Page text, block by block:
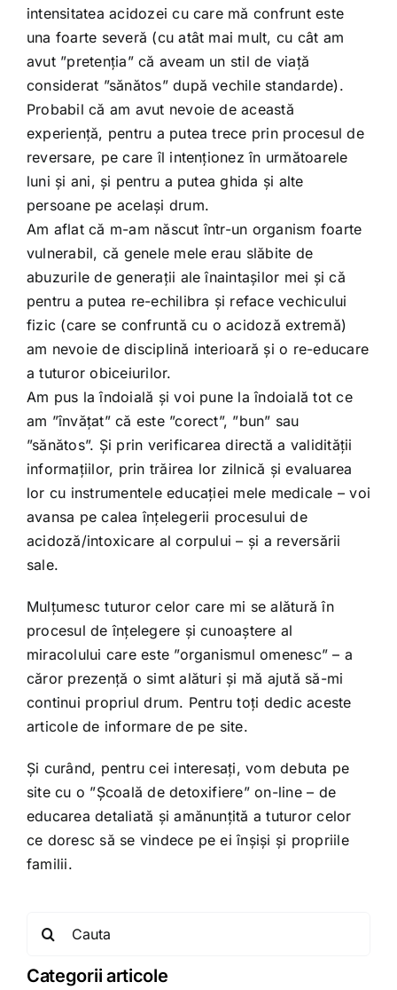
intensitatea acidozei cu care mă confrunt este
una foarte severă (cu atât mai mult, cu cât am
avut ”pretenția” că aveam un stil de viață
considerat ”sănătos” după vechile standarde).
Probabil că am avut nevoie de această
experiență, pentru a putea trece prin procesul de
reversare, pe care îl intenționez în următoarele
luni și ani, și pentru a putea ghida și alte
persoane pe același drum.
Am aflat că m-am născut într-un organism foarte
vulnerabil, că genele mele erau slăbite de
abuzurile de generații ale înaintașilor mei și că
pentru a putea re-echilibra și reface vechicului
fizic (care se confruntă cu o acidoză extremă)
am nevoie de disciplină interioară și o re-educare
a tuturor obiceiurilor.
Am pus la îndoială și voi pune la îndoială tot ce
am ”învățat” că este ”corect”, ”bun” sau
”sănătos”. Și prin verificarea directă a validității
informațiilor, prin trăirea lor zilnică și evaluarea
lor cu instrumentele educației mele medicale – voi
avansa pe calea înțelegerii procesului de
acidoză/intoxicare al corpului – și a reversării
sale.
Mulțumesc tuturor celor care mi se alătură în
procesul de înțelegere și cunoaștere al
miracolului care este ”organismul omenesc” – a
căror prezență o simt alături și mă ajută să-mi
continui propriul drum. Pentru toți dedic aceste
articole de informare de pe site.
Și curând, pentru cei interesați, vom debuta pe
site cu o ”Școală de detoxifiere” on-line – de
educarea detaliată și amănunțită a tuturor celor
ce doresc să se vindece pe ei înșiși și propriile
familii.
Categorii articole